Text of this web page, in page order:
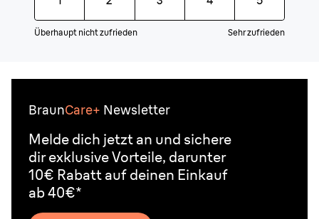
Überhaupt nicht zufrieden Sehr zufrieden
BraunCare+ Newsletter
Melde dich jetzt an und sichere
dir exklusive Vorteile, darunter
10€ Rabatt auf deinen Einkauf
ab 40€*